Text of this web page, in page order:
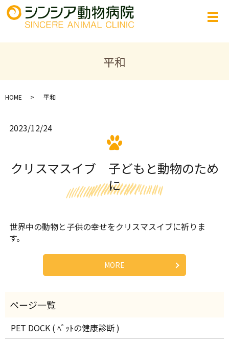
平和
HOME 平和
2023/12/24
クリスマスイブ 子どもと動物のため
に
世界中の動物と子供の幸せをクリスマスイブに祈りま
す。
MORE
PET DOCK ( ﾍﾟｯﾄの健康診断 )